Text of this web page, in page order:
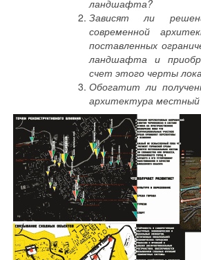
ландшафта?
Зависят ли
современной
поставленных
ландшафта и
счет этого черты
Обогатит ли
архитектура местный